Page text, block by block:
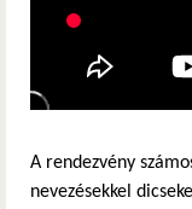
A rendezvény
nevezésekkel